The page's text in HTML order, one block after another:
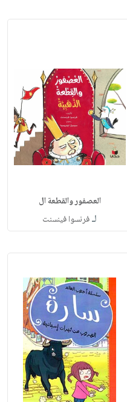
العصفور والقطعة ال
لـفرنسوا فينسنت